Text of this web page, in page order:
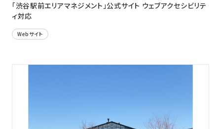
「渋谷駅前エリアマネジメント」公式サイト ウェブアクセシビリテ
ィ対応
Webサイト